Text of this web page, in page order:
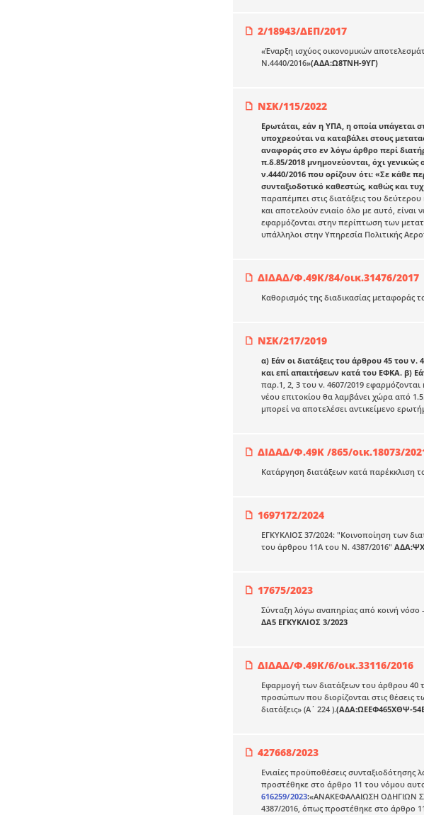
2/18943/ΔΕΠ/2017
«Έναρξη ισχύος οικονομικών
Ν.4440/2016»(ΑΔΑ:Ω8ΤΝΗ-9ΥΓ)
ΝΣΚ/115/2022
Ερωτάται, εάν η ΥΠΑ, η οποία υπάγεται
υποχρεούται να καταβάλει στους
αναφοράς στο εν λόγω άρθρο περί
π.δ.85/2018 μνημονεύονται, όχι γενικώς
ν.4440/2016 που ορίζουν ότι: «Σε κάθε
συνταξιοδοτικό καθεστώς, καθώς και
παραπέμπει στις διατάξεις του
και αποτελούν ενιαίο όλο με αυτό, είναι
εφαρμόζονται στην περίπτωση των
υπάλληλοι στην Υπηρεσία Πολιτικής
ΔΙΔΑΔ/Φ.49Κ/84/οικ.31476/2017
Καθορισμός της διαδικασίας μεταφοράς
ΝΣΚ/217/2019
α) Εάν οι διατάξεις του άρθρου 45 του
και επί απαιτήσεων κατά του ΕΦΚΑ. β)
παρ.1, 2, 3 του ν. 4607/2019
νέου επιτοκίου θα λαμβάνει χώρα από
μπορεί να αποτελέσει αντικείμενο
ΔΙΔΑΔ/Φ.49Κ /865/οικ.18073/
Κατάργηση διατάξεων κατά παρέκκλιση
1697172/2024
ΕΓΚΥΚΛΙΟΣ 37/2024: "Κοινοποίηση των
του άρθρου 11Α του Ν. 4387/2016"
17675/2023
Σύνταξη λόγω αναπηρίας από κοινή
ΔΑ5 ΕΓΚΥΚΛΙΟΣ 3/2023
ΔΙΔΑΔ/Φ.49Κ/6/οικ.33116/2016
Εφαρμογή των διατάξεων του άρθρου 40
προσώπων που διορίζονται στις θέσεις
διατάξεις» (Α΄ 224 ).(ΑΔΑ:ΩΕΕΦ465ΧΘΨ-
427668/2023
Ενιαίες προϋποθέσεις
προστέθηκε στο άρθρο 11 του νόμου
616259/2023:«ΑΝΑΚΕΦΑΛΑΙΩΣΗ ΟΔΗΓΙΩΝ
4387/2016, όπως προστέθηκε στο άρθρο